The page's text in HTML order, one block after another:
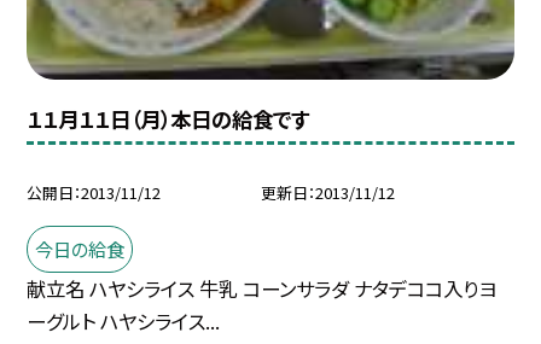
１１月１１日（月）本日の給食です
公開日 2013/11/12 更新日 2013/11/12
今日の給食
献立名 ハヤシライス 牛乳 コーンサラダ ナタデココ入りヨ
ーグルト ハヤシライス...